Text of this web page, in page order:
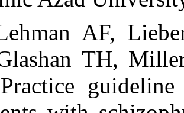
3. Lehman
McGlashan
al. Practice